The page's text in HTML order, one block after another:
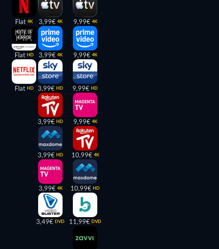
Flat 4K
Flat HD
Flat HD
3,99€ 4K
3,99€ 4K
3,99€ HD
3,99€ HD
3,99€ HD
3,99€ 4K
3,49€ DVD
9,99€ 4K
9,99€ 4K
9,99€ HD
9,99€ 4K
10,99€ 4K
10,99€ HD
11,99€ DVD